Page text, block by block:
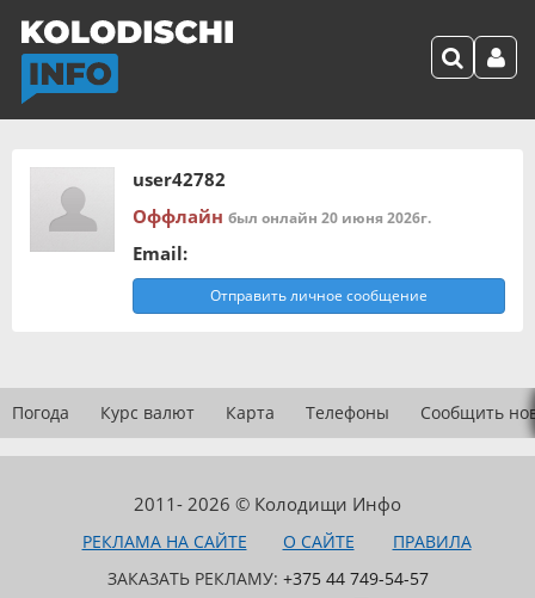
user42782
Оффлайн был онлайн 20 июня 2026г.
Email:
Отправить личное сообщение
Погода Курс валют Карта Телефоны Сообщить
2011- 2026 © Колодищи Инфо
РЕКЛАМА НА САЙТЕ О САЙТЕ
ПРАВИЛА
ЗАКАЗАТЬ РЕКЛАМУ: +375 44 749-54-57